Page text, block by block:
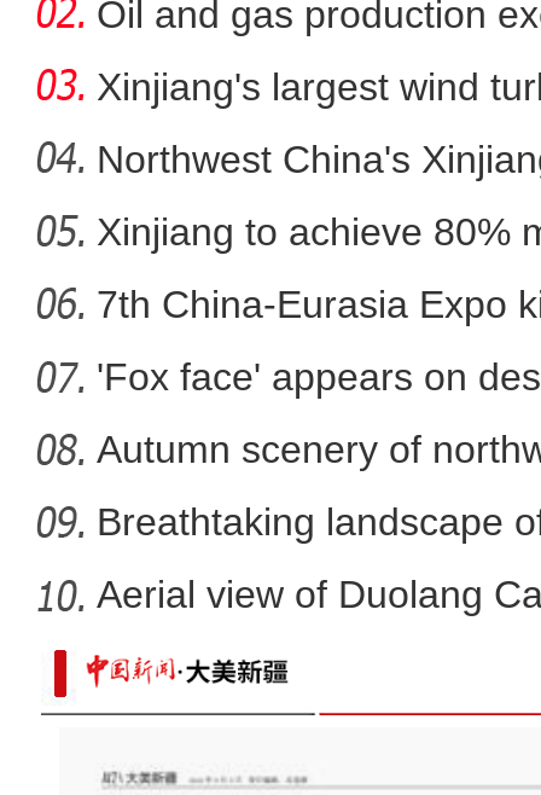
新疆特克斯：秋染
【聚焦二十大】新疆代表团
Oil and gas production
metr
Xinjiang's largest wind
Northwest China's
Xinjiang to achieve 80%
in
7th China-Eurasia Expo
'Fox face' appears on
Autumn scenery of
Breathtaking landscape
Aerial view of Duolang